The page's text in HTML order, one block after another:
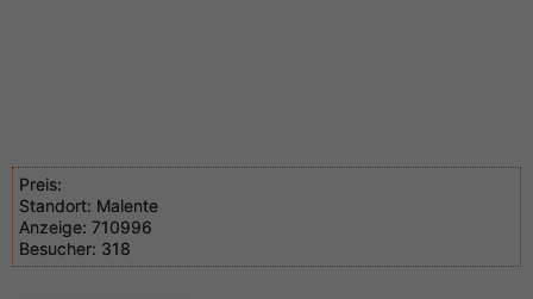
Preis:
Standort: Malente
Anzeige: 710996
Besucher: 318